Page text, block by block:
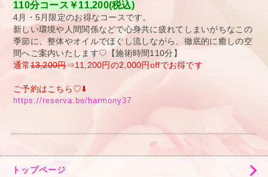
110分コース ￥11,200(税込)
4月・5月限定のお得なコースです。
新しい環境や人間関係などで心身共に疲れてしまいがちなこの
季節に、整体やオイルでほぐし流しながら、徹底的に癒しの空
間へご案内いたします♡【施術時間110分】
通常13,200円⇒11,200円の2,000円offでお得です
ご予約はこちら♡⬇️
https://reserva.be/harmony37
トップページ